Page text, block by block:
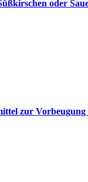
oder
zur Vorbeugung